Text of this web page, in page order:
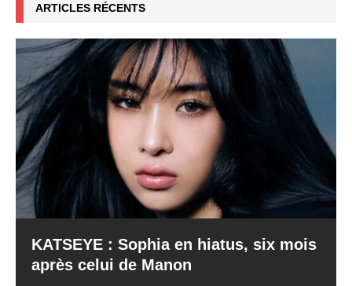
ARTICLES RÉCENTS
KATSEYE : Sophia en hiatus, six mois
après celui de Manon